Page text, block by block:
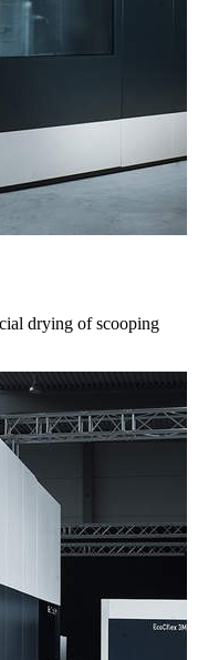
drying of scooping